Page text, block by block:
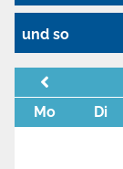
und so
Mo
Di